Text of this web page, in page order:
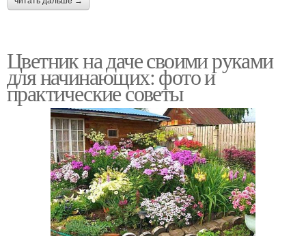
Цветник на даче своими руками
для начинающих: фото и
практические советы